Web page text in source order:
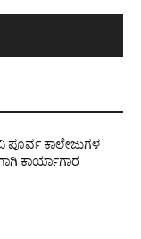
ಪೂರ್ವ ಕಾಲೇಜುಗಳ
ಕಾರ್ಯಾಗಾರ